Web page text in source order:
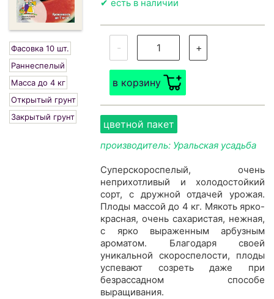
Фасовка 10 шт.
Раннеспелый
Масса до 4 кг
Открытый грунт
Закрытый грунт
✔ есть в наличии
- +
в корзину
цветной пакет
производитель: Уральская усадьба
Суперскороспелый, очень
неприхотливый и холодостойкий
сорт, с дружной отдачей урожая.
Плоды массой до 4 кг. Мякоть ярко-
красная, очень сахаристая, нежная,
с ярко выраженным арбузным
ароматом. Благодаря своей
уникальной скороспелости, плоды
успевают созреть даже при
безрассадном способе
выращивания.